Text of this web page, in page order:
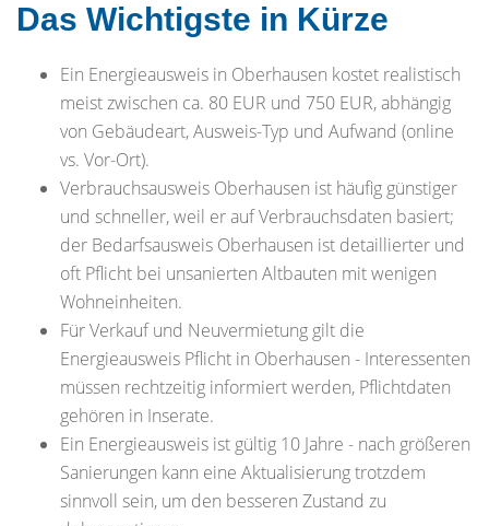
Das Wichtigste in Kürze
Ein Energieausweis in Oberhausen kostet realistisch
meist zwischen ca. 80 EUR und 750 EUR, abhängig
von Gebäudeart, Ausweis-Typ und Aufwand (online
vs. Vor-Ort).
Verbrauchsausweis Oberhausen ist häufig günstiger
und schneller, weil er auf Verbrauchsdaten basiert;
der Bedarfsausweis Oberhausen ist detaillierter und
oft Pflicht bei unsanierten Altbauten mit wenigen
Wohneinheiten.
Für Verkauf und Neuvermietung gilt die
Energieausweis Pflicht in Oberhausen - Interessenten
müssen rechtzeitig informiert werden, Pflichtdaten
gehören in Inserate.
Ein Energieausweis ist gültig 10 Jahre - nach größeren
Sanierungen kann eine Aktualisierung trotzdem
sinnvoll sein, um den besseren Zustand zu